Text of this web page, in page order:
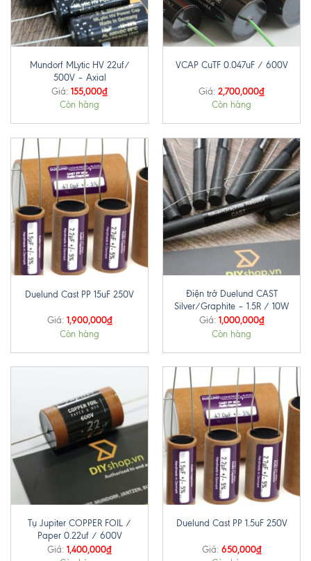
Mundorf MLytic HV 22uf/
500V – Axial
Giá: 155,000₫
Còn hàng
VCAP CuTF 0.047uF / 600V
Giá: 2,700,000₫
Còn hàng
Duelund Cast PP 15uF 250V
Giá: 1,900,000₫
Còn hàng
Điện trở Duelund CAST
Silver/Graphite – 1.5R / 10W
Giá: 1,000,000₫
Còn hàng
Tụ Jupiter COPPER FOIL /
Paper 0.22uf / 600V
Giá: 1,400,000₫
Duelund Cast PP 1.5uF 250V
Giá: 650,000₫